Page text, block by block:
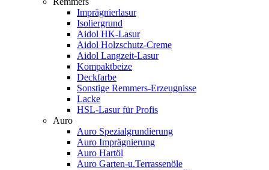
Imprägnierlasur
Isoliergrund
Aidol HK-Lasur
Aidol Holzschutz-Creme
Aidol Langzeit-Lasur
Kompaktbeize
Deckfarbe
Sonstige Remmers-Erzeugnisse
Lacke
HSL-Lasur für Profis
Auro
Auro Spezialgrundierung
Auro Imprägnierung
Auro Hartöl
Auro Garten-u.Terrassenöle